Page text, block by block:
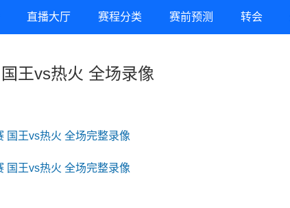
直播大厅 赛程分类 赛前预测 转会
王vs热火 全场录像
国王vs热火 全场完整录像
国王vs热火 全场完整录像